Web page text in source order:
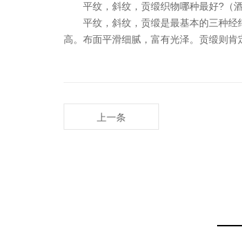
平纹，斜纹，贡缎织物哪种最好?（酒
平纹，斜纹，贡缎是最基本的三种经
高。布面平滑细腻，富有光泽。贡缎则肯
上一条